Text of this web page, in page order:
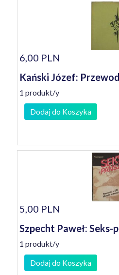
6,00 PLN
Kański Józef:
1 produkt/y
Dodaj do Koszyka
5,00 PLN
Szpecht Paweł: Seks-
1 produkt/y
Dodaj do Koszyka